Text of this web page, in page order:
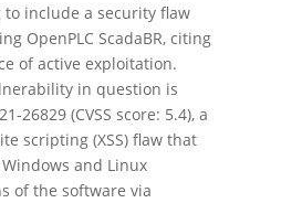
to include a security flaw
OpenPLC ScadaBR, citing
of active exploitation.
in question is
26829 (CVSS score: 5.4), a
scripting (XSS) flaw that
and Linux
of the software via